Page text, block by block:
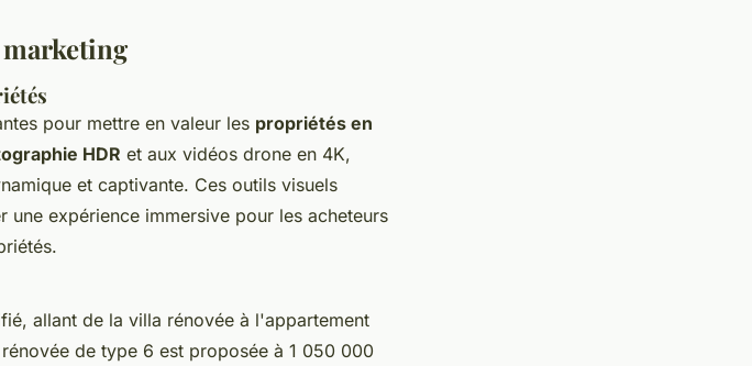
pour mettre en valeur les propriétés en
HDR et aux vidéos drone en 4K,
et captivante. Ces outils visuels
expérience immersive pour les acheteurs
allant de la villa rénovée à l'appartement
de type 6 est proposée à 1 050 000